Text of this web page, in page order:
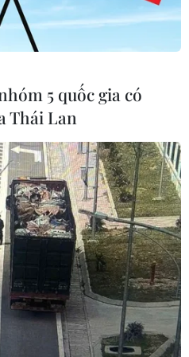
19 trong ngày ở
từ trước tới nay
lo ngại sự lây lan nhanh
được báo cáo trong 7
số 1.252 ca lây nhiễm biến
5 quốc gia có
Thái Lan